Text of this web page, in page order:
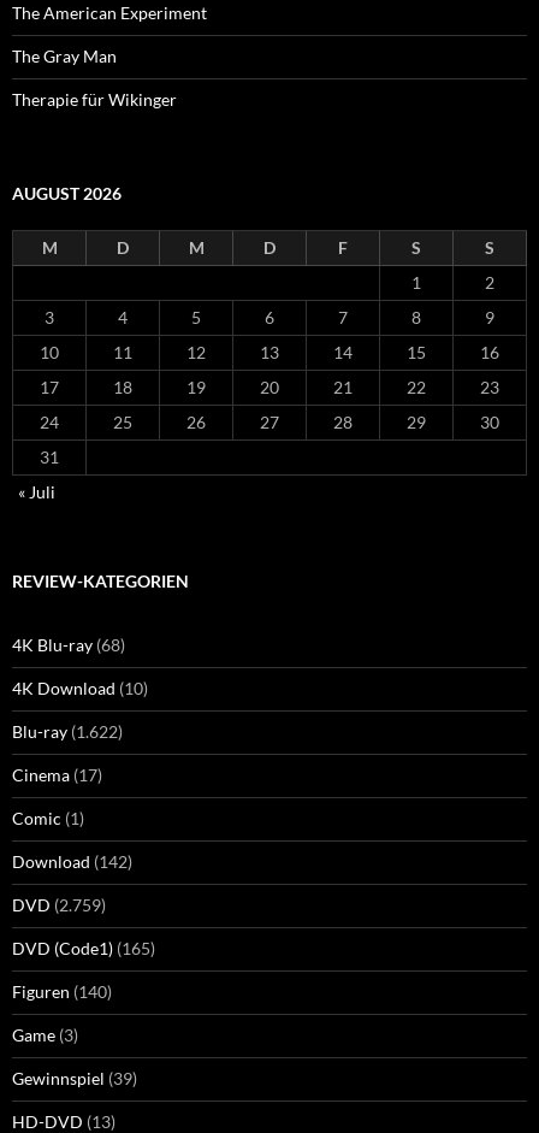
The American Experiment
The Gray Man
Therapie für Wikinger
AUGUST 2026
M D M D F S
S
1
2
3
4 5 6 7 8
9
10
11 12 13 14 15
16
17
18 19 20 21 22
23
24
25 26 27 28 29
30
31
« Juli
REVIEW-KATEGORIEN
4K Blu-ray (68)
4K Download (10)
Blu-ray (1.622)
Cinema (17)
Comic (1)
Download (142)
DVD (2.759)
DVD (Code1) (165)
Figuren (140)
Game (3)
Gewinnspiel (39)
HD-DVD (13)